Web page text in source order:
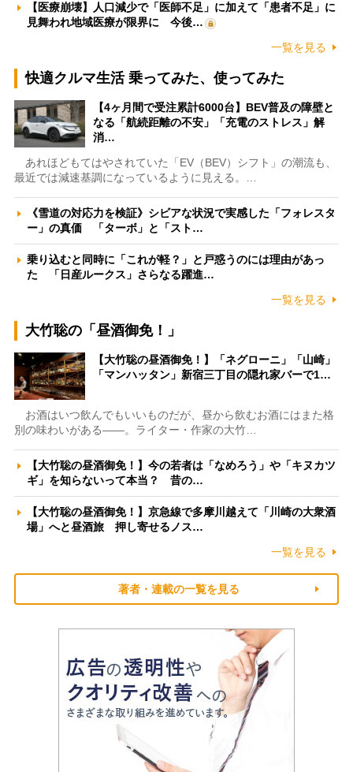
【医療崩壊】人口減少で「医師不足」に加えて「患者不足」に
見舞われ地域医療が限界に 今後…
一覧を見る
快適クルマ生活 乗ってみた、使ってみた
【4ヶ月間で受注累計6000台】BEV普及の障壁と
なる「航続距離の不安」「充電のストレス」解
消…
あれほどもてはやされていた「EV（BEV）シフト」の潮流も、
最近では減速基調になっているように見える。…
《雪道の対応力を検証》シビアな状況で実感した「フォレスタ
ー」の真価 「ターボ」と「スト…
乗り込むと同時に「これが軽？」と戸惑うのには理由があっ
た 「日産ルークス」さらなる躍進…
一覧を見る
大竹聡の「昼酒御免！」
【大竹聡の昼酒御免！】「ネグローニ」「山崎」
「マンハッタン」新宿三丁目の隠れ家バーで1…
お酒はいつ飲んでもいいものだが、昼から飲むお酒にはまた格
別の味わいがある――。ライター・作家の大竹…
【大竹聡の昼酒御免！】今の若者は「なめろう」や「キヌカツ
ギ」を知らないって本当？ 昔の…
【大竹聡の昼酒御免！】京急線で多摩川越えて「川崎の大衆酒
場」へと昼酒旅 押し寄せるノス…
一覧を見る
著者・連載の一覧を見る